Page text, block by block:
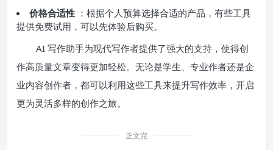
价格合适性 ：根据个人预算选择合适的产品，有些工具
提供免费试用，可以先体验后购买。
AI 写作助手为现代写作者提供了强大的支持，使得创
作高质量文章变得更加轻松。无论是学生、专业作者还是企
业内容创作者，都可以利用这些工具来提升写作效率，开启
更为灵活多样的创作之旅。
正文完